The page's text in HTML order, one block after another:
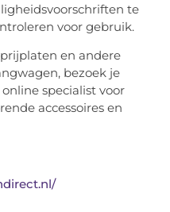
te
voor gebruik.
en andere
bezoek je
online specialist voor
accessoires en